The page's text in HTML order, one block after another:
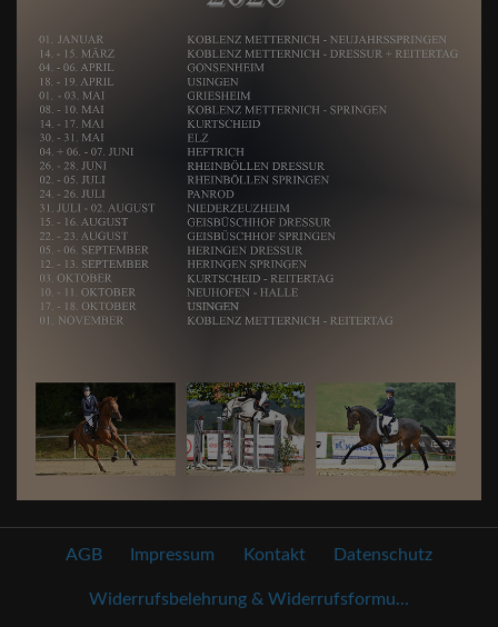
AGB Impressum Kontakt Datenschutz
Widerrufsbelehrung & Widerrufsformu...